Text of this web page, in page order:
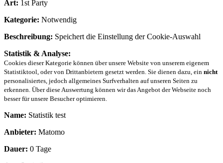
Art: 1st Party
Kategorie: Notwendig
Beschreibung: Speichert die Einstellung der Cookie-Auswahl
Statistik & Analyse:
Cookies dieser Kategorie können über unsere Website von unserem eigenem
Statistiktool, oder von Drittanbietern gesetzt werden. Sie dienen dazu, ein nicht
personalisiertes, jedoch allgemeines Surfverhalten auf unseren Seiten zu
erkennen. Über diese Auswertung können wir das Angebot der Webseite noch
besser für unsere Besucher optimieren.
Name: Statistik test
Anbieter: Matomo
Dauer: 0 Tage